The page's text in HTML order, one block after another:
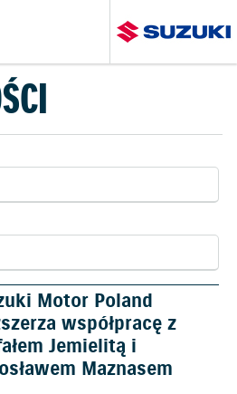
Motor Poland
współpracę z
Jemielitą i
Maznasem